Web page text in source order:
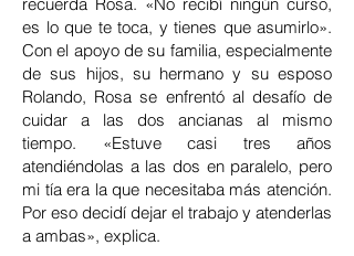
es lo que te toca, y tienes que asumirlo».
Con el apoyo de su familia, especialmente
de sus hijos, su hermano y su esposo
Rolando, Rosa se enfrentó al desafío de
cuidar a las dos ancianas al mismo
tiempo. «Estuve casi tres años
atendiéndolas a las dos en paralelo, pero
mi tía era la que necesitaba más atención.
Por eso decidí dejar el trabajo y atenderlas
a ambas», explica.